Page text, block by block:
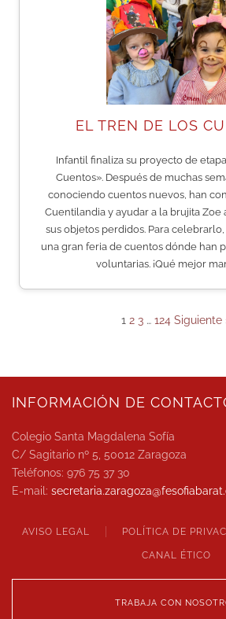
EL TREN DE LOS
Infantil finaliza su proyecto de
Cuentos». Después de muchas
conociendo cuentos nuevos, han
Cuentilandia y ayudar a la brujita Zoe
sus objetos perdidos. Para
una gran feria de cuentos dónde han
voluntarias. ¡Qué mejor
1 2 3 … 124 Siguiente
INFORMACIÓN DE
Colegio Santa Magdalena Sofía
C/ Sagitario nº 5, 50012 Zaragoza
Teléfonos: 976 75 37 30
E-mail: secretaria.zaragoza@
AVISO LEGAL POLÍTICA DE
CANAL ÉTICO
TRABAJA CON